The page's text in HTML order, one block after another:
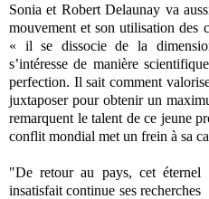
Sonia et Robert Delaunay va
mouvement et son utilisation des
« il se dissocie de la
s’intéresse de manière
perfection. Il sait comment
juxtaposer pour obtenir un
remarquent le talent de ce jeune
conflit mondial met un frein à sa
"De retour au pays, cet éternel
insatisfait continue ses recherches